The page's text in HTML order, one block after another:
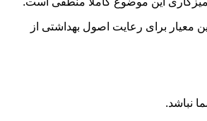
برای رعایت اصول بهداشتی از
نباشد.